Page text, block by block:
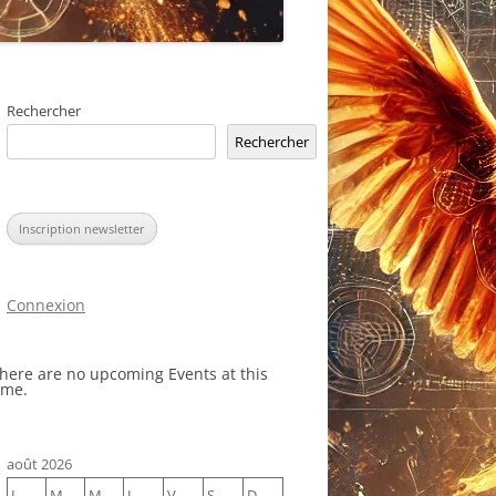
Rechercher
Rechercher
Inscription newsletter
Connexion
are no upcoming Events at this
août 2026